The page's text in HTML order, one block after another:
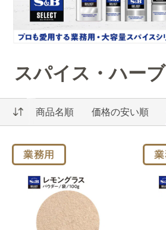
スパイス・ハーブ
商品名順 価格の安い順